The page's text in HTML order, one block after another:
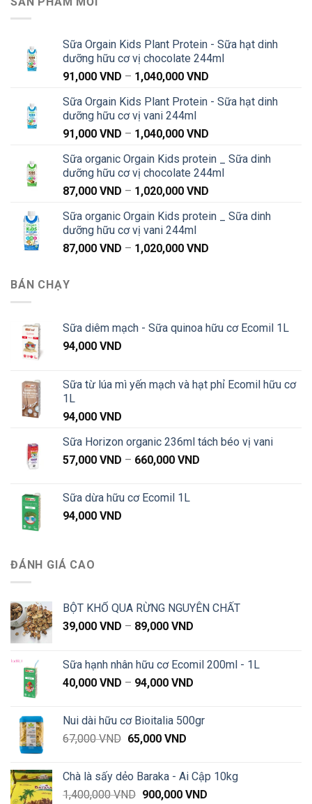
Sữa Orgain Kids Plant Protein - Sữa hạt dinh
dưỡng hữu cơ vị chocolate 244ml
91,000 VND – 1,040,000 VND
từ
Sữa Orgain Kids Plant Protein - Sữa hạt dinh
dưỡng hữu cơ vị vani 244ml
91,000 VND – 1,040,000 VND
từ
91,000 VND
Sữa organic Orgain Kids protein _ Sữa dinh
dưỡng hữu cơ vị chocolate 244ml
87,000 VND – 1,020,000 VND
từ
Sữa organic Orgain Kids protein _ Sữa dinh
dưỡng hữu cơ vị vani 244ml
87,000 VND – 1,020,000 VND
1,020,000 VND
BÁN CHẠY
Sữa diêm mạch - Sữa quinoa hữu cơ Ecomil 1L
94,000 VND
Sữa từ lúa mì yến mạch và hạt phỉ Ecomil hữu cơ
1L
94,000 VND
Sữa Horizon organic 236ml tách béo vị vani
57,000 VND – 660,000 VND
Sữa dừa hữu cơ Ecomil 1L
94,000 VND
ĐÁNH GIÁ CAO
BỘT KHỔ QUA RỪNG NGUYÊN CHẤT
39,000 VND – 89,000 VND
39,000 VND
Sữa hạnh nhân hữu cơ Ecomil 200ml - 1L
40,000 VND – 94,000 VND
40,000 VND
Nui dài hữu cơ Bioitalia 500gr
67,000VND Giá
67,000 VND.
65,000 VNDGiá
là:
65,000 VND.
Chà là sấy dẻo Baraka - Ai Cập 10kg
1,400,000VND Giá
900,000 VNDGiá